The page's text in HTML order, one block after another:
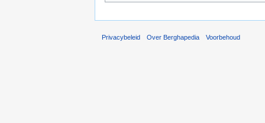
Privacybeleid Over Berghapedia Voorbehoud